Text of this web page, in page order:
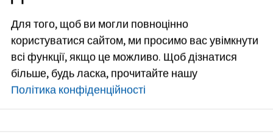
Волонтерство, Наставник з читання, Наставник з читання,
Для того, щоб ви могли повноцінно
користуватися сайтом, ми просимо вас увімкнути
всі функції, якщо це можливо. Щоб дізнатися
більше, будь ласка, прочитайте нашу
Політика конфіденційності